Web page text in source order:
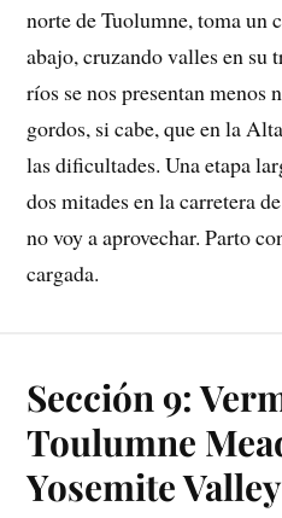
norte de Tuolumne, toma un
abajo, cruzando valles en su
ríos se nos presentan menos
gordos, si cabe, que en la
las dificultades. Una etapa
dos mitades en la carretera
no voy a aprovechar. Parto
cargada.
Sección 9:
Toulumne
Yosemite Valley